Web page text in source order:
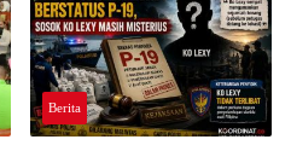
Berita